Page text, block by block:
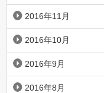
2016年11月
2016年10月
2016年9月
2016年8月